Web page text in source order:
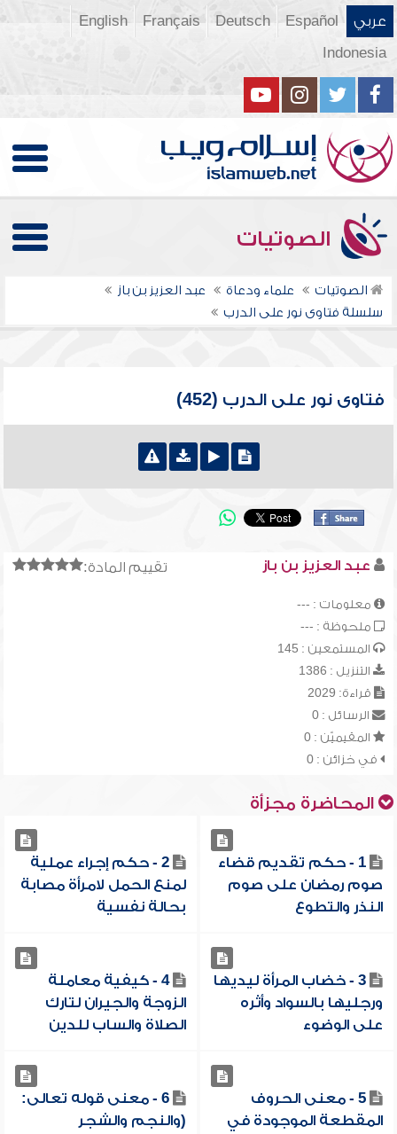
عربي Español
Deutsch
Français
English
Indonesia
الصوتيات
الصوتيات علماء ودعاة
عبد العزيز بن باز
سلسلة فتاوى نور على الدرب
فتاوى نور على الدرب (452)
تقييم المادة: عبد العزيز بن باز
معلومات : ---
ملحوظة : ---
المستمعين : 145
التنزيل : 1386
قراءة: 2029
الرسائل : 0
المقيميّن : 0
في خزائن : 0
المحاضرة مجزأة
1 - حكم تقديم قضاء
صوم رمضان على صوم
النذر والتطوع
2 - حكم إجراء عملية
لمنع الحمل لامرأة مصابة
بحالة نفسية
3 - خضاب المرأة ليديها
ورجليها بالسواد وأثره
على الوضوء
4 - كيفية معاملة
الزوجة والجيران لتارك
الصلاة والساب للدين
5 - معنى الحروف
المقطعة الموجودة في
6 - معنى قوله تعالى:
(والنجم والشجر